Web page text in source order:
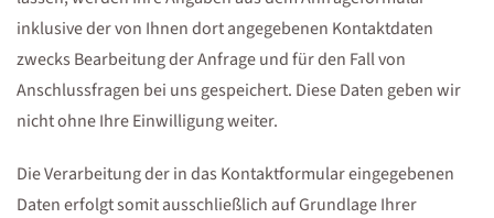
inklusive der von Ihnen dort angegebenen Kontaktdaten
zwecks Bearbeitung der Anfrage und für den Fall von
Anschlussfragen bei uns gespeichert. Diese Daten geben wir
nicht ohne Ihre Einwilligung weiter.
Die Verarbeitung der in das Kontaktformular eingegebenen
Daten erfolgt somit ausschließlich auf Grundlage Ihrer